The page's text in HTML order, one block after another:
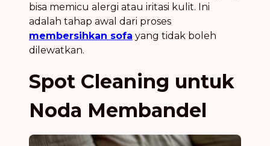
bisa memicu alergi atau iritasi kulit. Ini
adalah tahap awal dari proses
membersihkan sofa yang tidak boleh
dilewatkan.
Spot Cleaning untuk
Noda Membandel